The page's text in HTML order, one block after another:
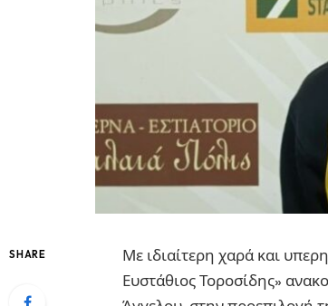
SHARE
Με ιδιαίτερη χαρά και
Ευστάθιος Τοροσίδης»